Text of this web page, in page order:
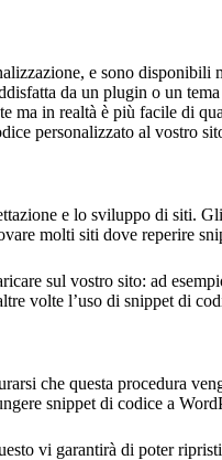
e sono
da un plugin o un
ma in realtà è più facile di
personalizzato al vostro
e lo sviluppo di siti.
molti siti dove reperire
sul vostro sito: ad
volte l’uso di snippet di
che questa procedura
snippet di codice a
vi garantirà di poter